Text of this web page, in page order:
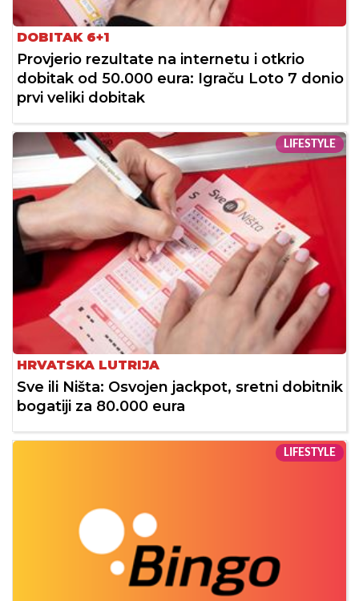
DOBITAK 6+1
Provjerio rezultate na internetu i otkrio
dobitak od 50.000 eura: Igraču Loto 7 donio
prvi veliki dobitak
LIFESTYLE
HRVATSKA LUTRIJA
Sve ili Ništa: Osvojen jackpot, sretni dobitnik
bogatiji za 80.000 eura
LIFESTYLE